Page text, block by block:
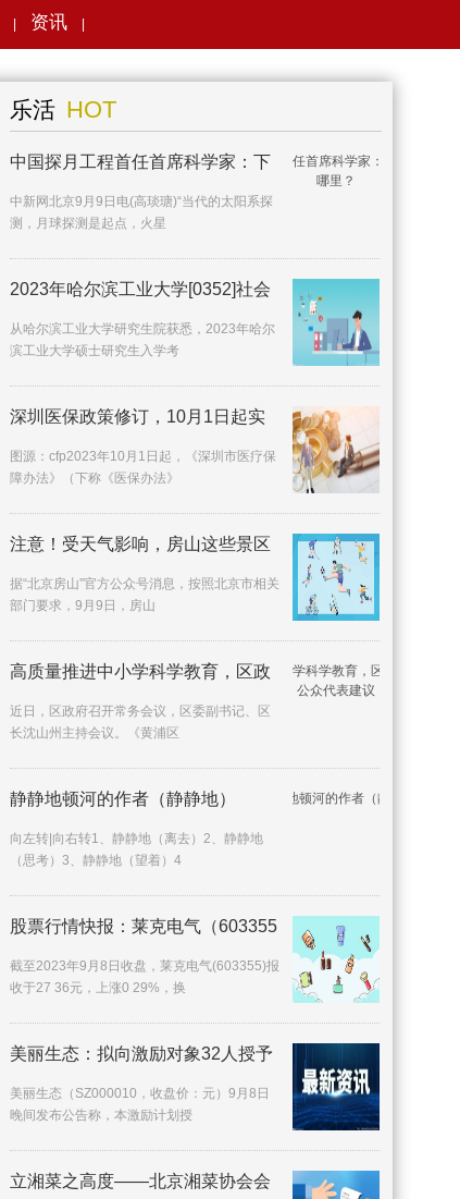
资讯
乐活 HOT
中国探月工程首任首席科学家：下
中新网北京9月9日电(高琰瑭)“当代的太阳系探
测，月球探测是起点，火星
2023年哈尔滨工业大学[0352]社会
从哈尔滨工业大学研究生院获悉，2023年哈尔
滨工业大学硕士研究生入学考
深圳医保政策修订，10月1日起实
图源：cfp2023年10月1日起，《深圳市医疗保
障办法》（下称《医保办法》
注意！受天气影响，房山这些景区
据“北京房山”官方公众号消息，按照北京市相关
部门要求，9月9日，房山
高质量推进中小学科学教育，区政
近日，区政府召开常务会议，区委副书记、区
长沈山州主持会议。《黄浦区
静静地顿河的作者（静静地）
向左转|向右转1、静静地（离去）2、静静地
（思考）3、静静地（望着）4
股票行情快报：莱克电气（603355
截至2023年9月8日收盘，莱克电气(603355)报
收于27 36元，上涨0 29%，换
美丽生态：拟向激励对象32人授予
美丽生态（SZ000010，收盘价：元）9月8日
晚间发布公告称，本激励计划授
立湘菜之高度——北京湘菜协会会